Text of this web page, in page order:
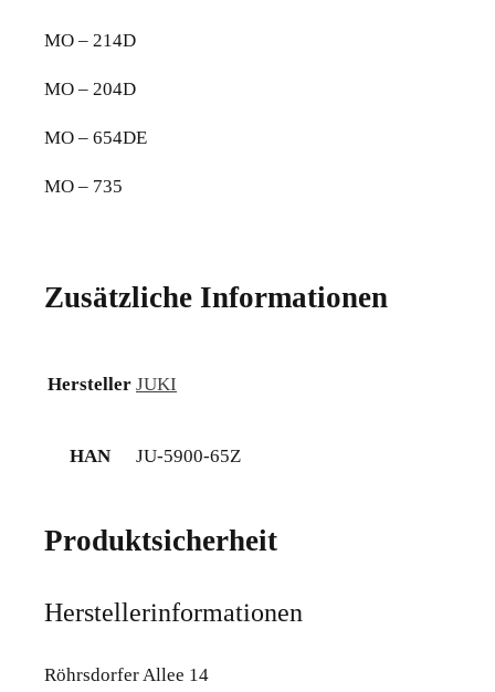
MO – 214D
MO – 204D
MO – 654DE
MO – 735
Zusätzliche Informationen
Hersteller JUKI
HAN JU-5900-65Z
Produktsicherheit
Herstellerinformationen
Röhrsdorfer Allee 14